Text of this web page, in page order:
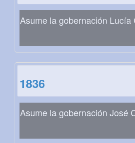
Asume la gobernación Lucía
1836
Asume la gobernación José